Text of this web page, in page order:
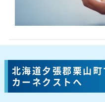
北海道夕張郡栗山
カーネクストへ